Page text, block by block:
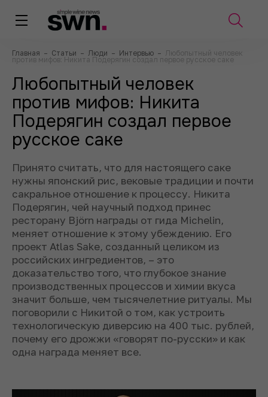
Главная – Статьи – Люди – Интервью – Любопытный человек
против мифов: Никита Подерягин создал первое русское саке
Любопытный человек
против мифов: Никита
Подерягин создал первое
русское саке
Принято считать, что для настоящего саке
нужны японский рис, вековые традиции и почти
сакральное отношение к процессу. Никита
Подерягин, чей научный подход принес
ресторану Björn награды от гида Michelin,
меняет отношение к этому убеждению. Его
проект Atlas Sake, созданный целиком из
российских ингредиентов, – это
доказательство того, что глубокое знание
производственных процессов и химии вкуса
значит больше, чем тысячелетние ритуалы. Мы
поговорили с Никитой о том, как устроить
технологическую диверсию на 400 тыс. рублей,
почему его дрожжи «говорят по-русски» и как
одна награда меняет все.